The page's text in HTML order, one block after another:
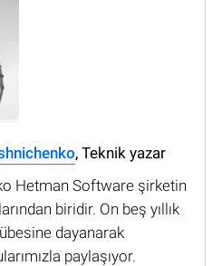
, Teknik yazar
Hetman Software şirketin
biridir. On beş yıllık
dayanarak
paylaşıyor.